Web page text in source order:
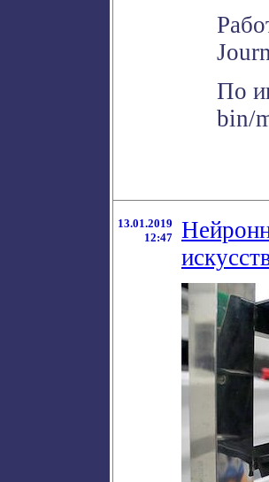
По
bin/
13.01.2019
12:47